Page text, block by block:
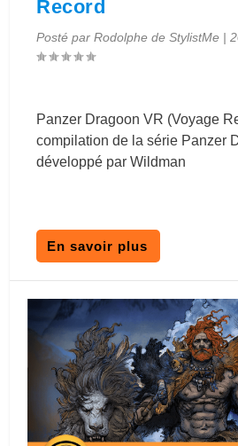
Record
Posté parRodolphe de StylistMe |
Panzer Dragoon VR (Voyage
compilation de la série Panzer
développé par Wildman
En savoir plus